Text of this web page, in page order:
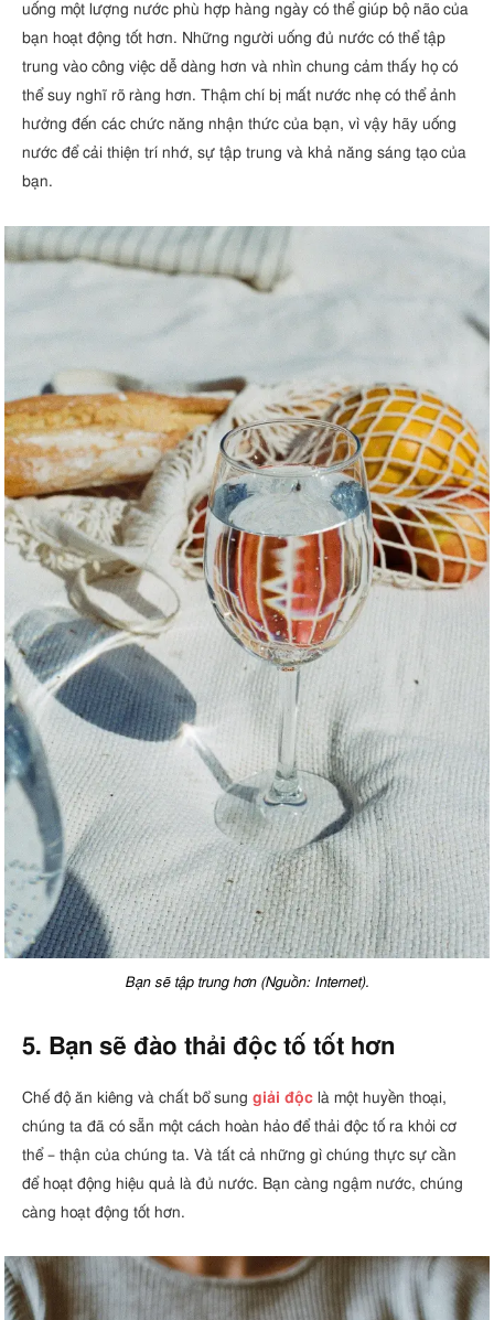
uống một lượng nước phù hợp hàng ngày có thể giúp bộ não của
bạn hoạt động tốt hơn. Những người uống đủ nước có thể tập
trung vào công việc dễ dàng hơn và nhìn chung cảm thấy họ có
thể suy nghĩ rõ ràng hơn. Thậm chí bị mất nước nhẹ có thể ảnh
hưởng đến các chức năng nhận thức của bạn, vì vậy hãy uống
nước để cải thiện trí nhớ, sự tập trung và khả năng sáng tạo của
bạn.
Bạn sẽ tập trung hơn (Nguồn: Internet).
5. Bạn sẽ đào thải độc tố tốt hơn
Chế độ ăn kiêng và chất bổ sung giải độc là một huyền thoại,
chúng ta đã có sẵn một cách hoàn hảo để thải độc tố ra khỏi cơ
thể – thận của chúng ta. Và tất cả những gì chúng thực sự cần
để hoạt động hiệu quả là đủ nước. Bạn càng ngậm nước, chúng
càng hoạt động tốt hơn.